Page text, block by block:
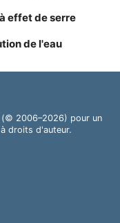
effet de serre
de l'eau
(© 2006–2026) pour un
droits d'auteur.